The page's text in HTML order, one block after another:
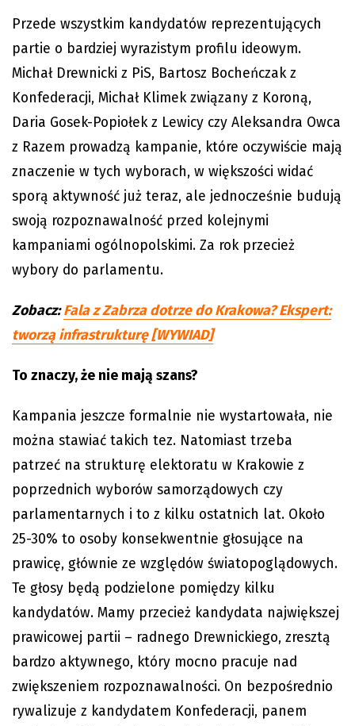
Przede wszystkim kandydatów reprezentujących
partie o bardziej wyrazistym profilu ideowym.
Michał Drewnicki z PiS, Bartosz Bocheńczak z
Konfederacji, Michał Klimek związany z Koroną,
Daria Gosek-Popiołek z Lewicy czy Aleksandra Owca
z Razem prowadzą kampanie, które oczywiście mają
znaczenie w tych wyborach, w większości widać
sporą aktywność już teraz, ale jednocześnie budują
swoją rozpoznawalność przed kolejnymi
kampaniami ogólnopolskimi. Za rok przecież
wybory do parlamentu.
Zobacz:Fala z Zabrza dotrze do Krakowa? Ekspert:
tworzą infrastrukturę [WYWIAD]
To znaczy, że nie mają szans?
Kampania jeszcze formalnie nie wystartowała, nie
można stawiać takich tez. Natomiast trzeba
patrzeć na strukturę elektoratu w Krakowie z
poprzednich wyborów samorządowych czy
parlamentarnych i to z kilku ostatnich lat. Około
25-30% to osoby konsekwentnie głosujące na
prawicę, głównie ze względów światopoglądowych.
Te głosy będą podzielone pomiędzy kilku
kandydatów. Mamy przecież kandydata największej
prawicowej partii – radnego Drewnickiego, zresztą
bardzo aktywnego, który mocno pracuje nad
zwiększeniem rozpoznawalności. On bezpośrednio
rywalizuje z kandydatem Konfederacji, panem